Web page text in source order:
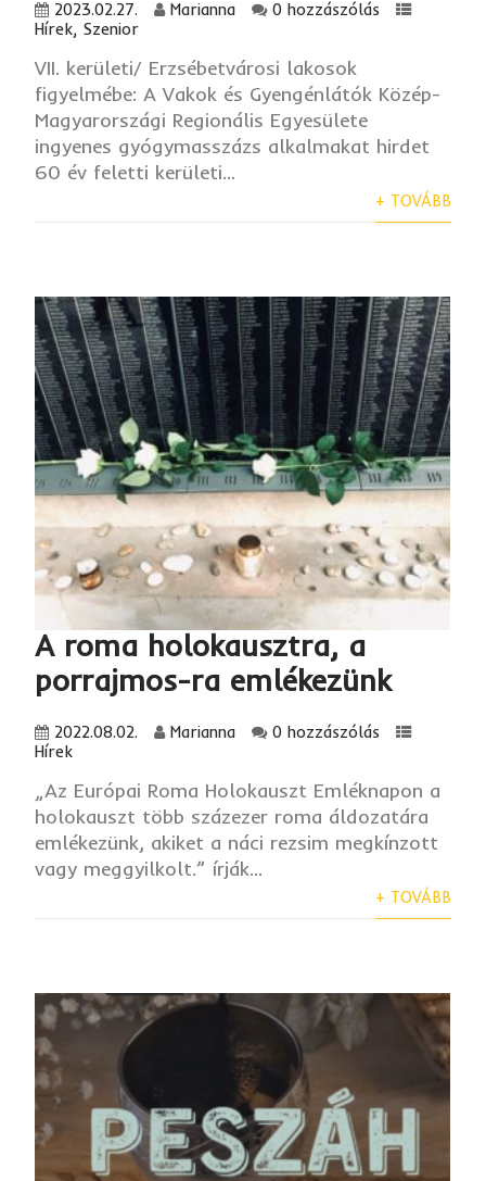
2023.02.27. Marianna
0 hozzászólás
Hírek, Szenior
VII. kerületi/ Erzsébetvárosi lakosok
figyelmébe: A Vakok és Gyengénlátók Közép-
Magyarországi Regionális Egyesülete
ingyenes gyógymasszázs alkalmakat hirdet
60 év feletti kerületi...
+ TOVÁBB
A roma holokausztra, a
porrajmos-ra emlékezünk
2022.08.02. Marianna
0 hozzászólás
Hírek
„Az Európai Roma Holokauszt Emléknapon a
holokauszt több százezer roma áldozatára
emlékezünk, akiket a náci rezsim megkínzott
vagy meggyilkolt.” írják...
+ TOVÁBB